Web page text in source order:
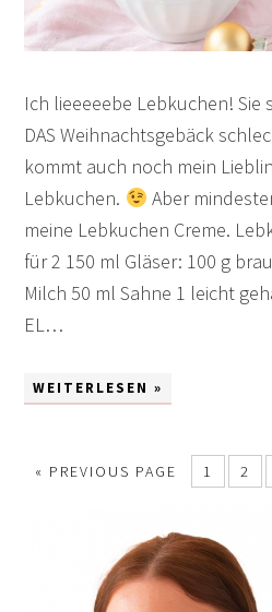
Ich lieeeeebe Lebkuchen! Sie
DAS Weihnachtsgebäck
kommt auch noch mein
Lebkuchen.
Aber
meine Lebkuchen Creme.
für 2 150 ml Gläser: 100 g
Milch 50 ml Sahne 1 leicht
EL…
WEITERLESEN »
« PREVIOUS PAGE 1 2